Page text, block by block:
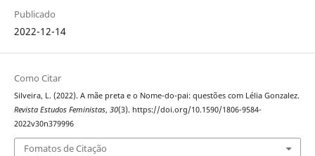
Publicado
2022-12-14
Como Citar
Silveira, L. (2022). A mãe preta e o Nome-do-pai: questões com Lélia Gonzalez.
Revista Estudos Feministas, 30(3). https://doi.org/10.1590/1806-9584-
2022v30n379996
Fomatos de Citação